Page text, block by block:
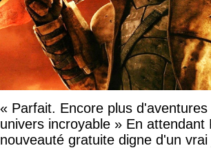
« Parfait. Encore plus
univers incroyable » En attendant
nouveauté gratuite digne d'un